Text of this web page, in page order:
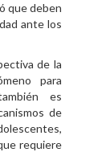
que deben
ante los
de la
para
es
de
requiere